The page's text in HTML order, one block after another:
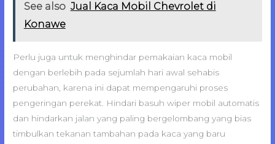
See also Jual Kaca Mobil Chevrolet di
Konawe
Perlu juga untuk menghindar pemakaian kaca mobil
dengan berlebih pada sejumlah hari awal sehabis
perubahan, karena ini dapat mempengaruhi proses
pengeringan perekat. Hindari basuh wiper mobil automatis
dan hindarkan jalan yang paling bergelombang yang bias
timbulkan tekanan tambahan pada kaca yang baru